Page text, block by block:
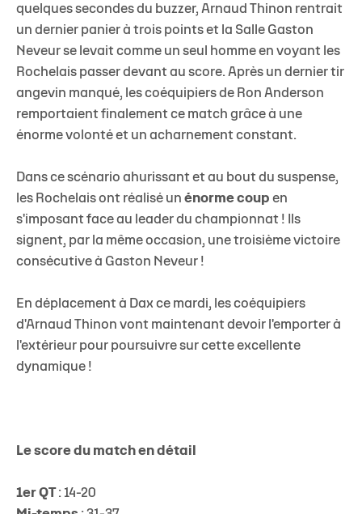
quelques secondes du buzzer, Arnaud Thinon rentrait
un dernier panier à trois points et la Salle Gaston
Neveur se levait comme un seul homme en voyant les
Rochelais passer devant au score. Après un dernier tir
angevin manqué, les coéquipiers de Ron Anderson
remportaient finalement ce match grâce à une
énorme volonté et un acharnement constant.
Dans ce scénario ahurissant et au bout du suspense,
les Rochelais ont réalisé un énorme coup en
s'imposant face au leader du championnat ! Ils
signent, par la même occasion, une troisième victoire
consécutive à Gaston Neveur !
En déplacement à Dax ce mardi, les coéquipiers
d'Arnaud Thinon vont maintenant devoir l'emporter à
l'extérieur pour poursuivre sur cette excellente
dynamique !
Le score du match en détail
1er QT
: 14-20